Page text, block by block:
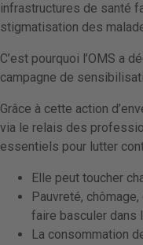
infrastructures de santé
stigmatisation des
C’est pourquoi l’OMS a
campagne de
Grâce à cette action
via le relais des
essentiels pour lutter
Elle peut toucher
Pauvreté,
faire basculer dans
La consommation